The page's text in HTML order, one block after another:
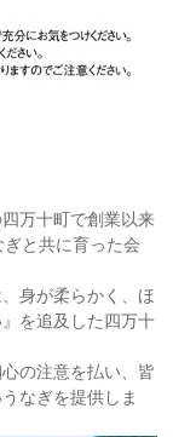
万十町で創業以来
と共に育った会
身が柔らかく、ほ
を追及した四万十
の注意を払い、皆
なぎを提供しま